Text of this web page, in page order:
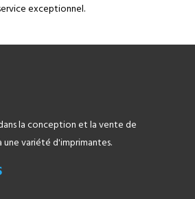
exceptionnel.
la conception et la vente de
variété d'imprimantes.